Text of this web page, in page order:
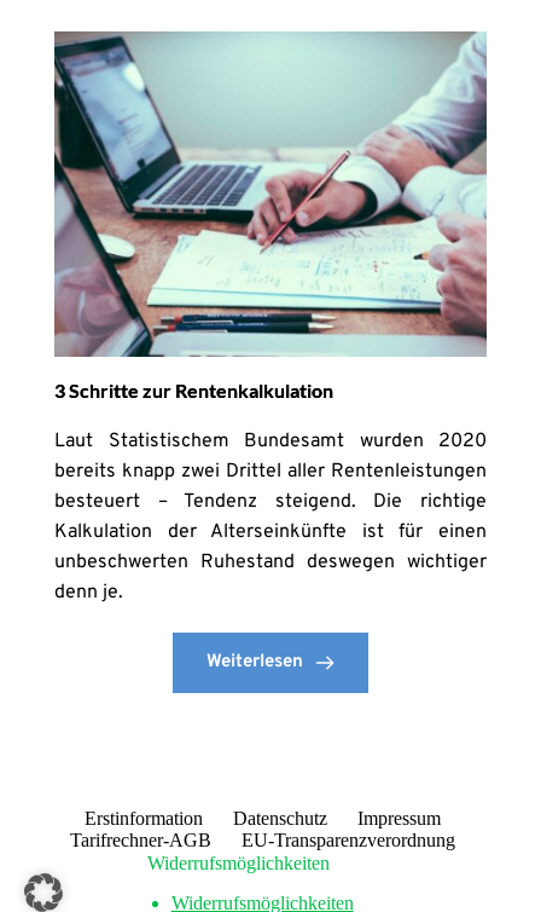
3 Schritte zur Rentenkalkulation
Laut Statistischem Bundesamt wurden 2020
bereits knapp zwei Drittel aller Rentenleistungen
besteuert – Tendenz steigend. Die richtige
Kalkulation der Alterseinkünfte ist für einen
unbeschwerten Ruhestand deswegen wichtiger
denn je.
Weiterlesen
Erstinformation Datenschutz
Impressum
Tarifrechner-AGB
EU-Transparenzverordnung
Widerrufsmöglichkeiten
Widerrufsmöglichkeiten